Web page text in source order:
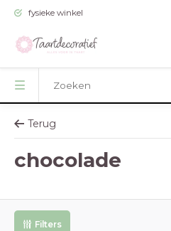
fysieke winkel
Terug
chocolade
Filters